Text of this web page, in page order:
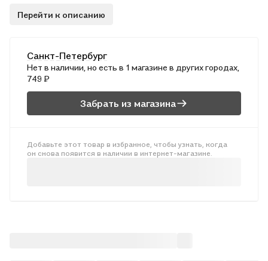
писателя-апологета II века. .В труде Ефрема Сирина
Перейти к описанию
Санкт-Петербург
Нет в наличии, но есть в 1 магазине в других городах,
749 ₽
Забрать из магазина
Добавьте этот товар в избранное, чтобы узнать, когда
он снова появится в наличии в интернет-магазине.